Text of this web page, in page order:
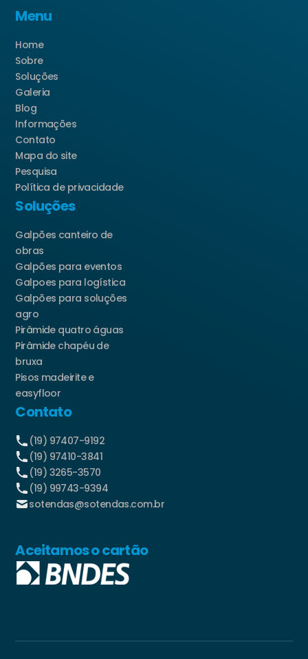
Menu
Home
Sobre
Soluções
Galeria
Blog
Informações
Contato
Mapa do site
Pesquisa
Política de privacidade
Soluções
Galpões canteiro de
obras
Galpões para eventos
Galpoes para logística
Galpões para soluções
agro
Pirâmide quatro águas
Pirâmide chapéu de
bruxa
Pisos madeirite e
easyfloor
Contato
(19) 97407-9192
(19) 97410-3841
(19) 3265-3570
(19) 99743-9394
sotendas@sotendas.com.br
Aceitamos o cartão